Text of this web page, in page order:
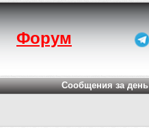
Форум
Сообщения за день